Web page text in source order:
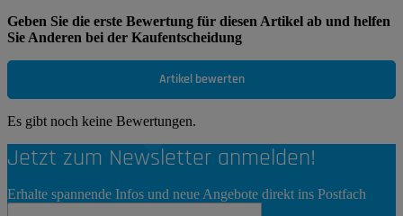
Geben Sie die erste Bewertung für diesen Artikel ab und helfen
Sie Anderen bei der Kaufentscheidung
Artikel bewerten
Es gibt noch keine Bewertungen.
Jetzt zum Newsletter anmelden!
Erhalte spannende Infos und neue Angebote direkt ins Postfach